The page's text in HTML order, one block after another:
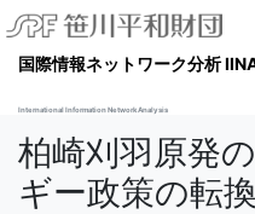
国際情報ネットワーク分析
International Information Network Analysis
柏崎刈羽原発
ギー政策の転換